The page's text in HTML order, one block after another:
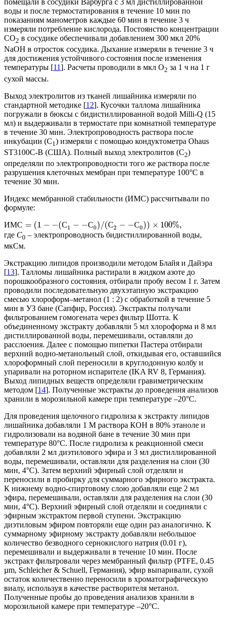
помещали в сосудики Варбурга с 3 мл дистиллированной
воды и после термостатирования в течение 10 мин по
показаниям манометров каждые 60 мин в течение 3 ч
измеряли потребление кислорода. Постоянство концентрации
СО2 в сосудике обеспечивали добавлением 300 мкл 20%
NaОН в отросток сосудика. Дыхание измеряли в течение 3 ч
для достижения устойчивого состояния после изменения
температуры [11]. Расчеты проводили в мкл О2 за 1 ч на 1 г
сухой массы.
Выход электролитов из тканей лишайника измеряли по
стандартной методике [12]. Кусочки таллома лишайника
погружали в бюксы с бидистиллированной водой Milli-Q (15
мл) и выдерживали в термостате при комнатной температуре
в течение 30 мин. Электропроводность раствора после
инкубации (С1 ) измеряли с помощью кондуктометра Ohaus
ST3100C-B (США). Полный выход электролитов (С2)
определяли по электропроводности того же раствора после
разрушения клеточных мембран при температуре 100°С в
течение 30 мин.
Индекс мембранной стабильности (ИМС) рассчитывали по
формуле:
ИМС = (1 − −(С1 − −С0) /(С2 − −С0)) × 100%,
где С0 – электропроводность бидистиллированной воды,
мкСм.
Экстракцию липидов производили методом Блайя и Дайэра
[13]. Талломы лишайника растирали в жидком азоте до
порошкообразного состояния, отбирали пробу весом 1 г. Затем
проводили последовательную двухэтапную экстракцию
смесью хлороформ–метанол (1 : 2) с обработкой в течение 5
мин в УЗ бане (Сапфир, Россия). Экстракты получали
фильтрованием гомогената через фильтр Шотта. К
объединенному экстракту добавляли 5 мл хлороформа и 8 мл
дистиллированной воды, перемешивали, оставляли до
расслоения. Далее с помощью пипетки Пастера отбирали
верхний водно-метанольный слой, откидывая его, оставшийся
хлороформный слой переносили в круглодонную колбу и
упаривали на роторном испарителе (IKA RV 8, Германия).
Выход липидных веществ определяли гравиметрическим
методом [14]. Полученные экстракты до проведения анализов
хранили в морозильной камере при температуре –20°С.
Для проведения щелочного гидролиза к экстракту липидов
лишайника добавляли 1 М раствора КОН в 80% этаноле и
гидролизовали на водяной бане в течение 30 мин при
температуре 80°С. После гидролиза к реакционной смеси
добавляли 2 мл диэтилового эфира и 3 мл дистиллированной
воды, перемешивали, оставляли для разделения на слои (30
мин, 4°С). Затем верхний эфирный слой отделяли и
переносили в пробирку для суммарного эфирного экстракта.
К нижнему водно-спиртовому слою добавляли еще 2 мл
эфира, перемешивали, оставляли для разделения на слои (30
мин, 4°С). Верхний эфирный слой отделяли и соединяли с
эфирным экстрактом первой ступени. Экстракцию
диэтиловым эфиром повторяли еще один раз аналогично. К
суммарному эфирному экстракту добавляли небольшое
количество безводного сернокислого натрия (0.01 г),
перемешивали и выдерживали в течение 10 мин. После
экстракт фильтровали через мембранный фильтр (PTFE, 0.45
µm, Schleicher & Schuell, Германия), эфир выпаривали, сухой
остаток количественно переносили в хроматографическую
виалу, используя в качестве растворителя метанол.
Полученные пробы до проведения анализов хранили в
морозильной камере при температуре –20°С.